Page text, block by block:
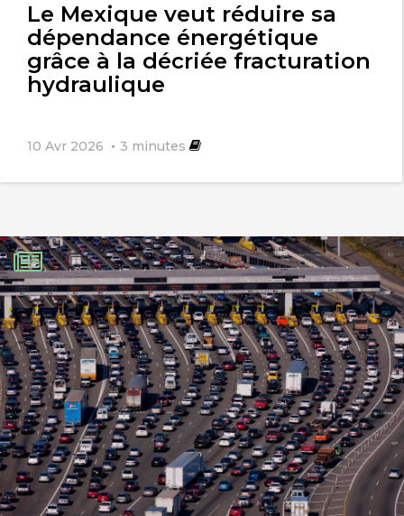
Le Mexique veut réduire sa
dépendance énergétique
grâce à la décriée fracturation
hydraulique
10 Avr 2026 3 minutes